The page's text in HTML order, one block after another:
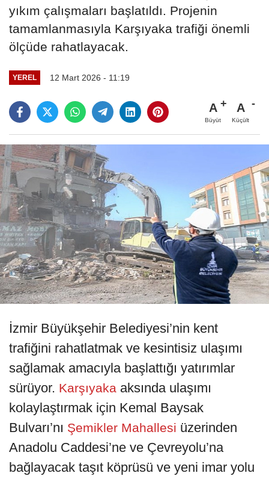
yıkım çalışmaları başlatıldı. Projenin
tamamlanmasıyla Karşıyaka trafiği önemli
ölçüde rahatlayacak.
YEREL 12 Mart 2026 - 11:19
A
Büyüt
A
Küçült
İzmir Büyükşehir Belediyesi’nin kent
trafiğini rahatlatmak ve kesintisiz ulaşımı
sağlamak amacıyla başlattığı yatırımlar
sürüyor. Karşıyaka aksında ulaşımı
kolaylaştırmak için Kemal Baysak
Bulvarı’nı Şemikler Mahallesi üzerinden
Anadolu Caddesi’ne ve Çevreyolu’na
bağlayacak taşıt köprüsü ve yeni imar yolu